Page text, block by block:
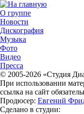
О группе
Новости
Дискография
Музыка
Фото
Видео
Пресса
© 2005-2026 «Студия
При использовании
ссылка на сайт
Продюсер: Евгений
Сделано в студии: